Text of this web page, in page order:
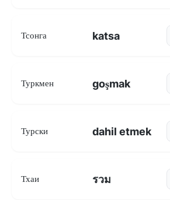
Тсонга katsa
Туркмен goşmak
Турски dahil etmek
Тхаи รวม